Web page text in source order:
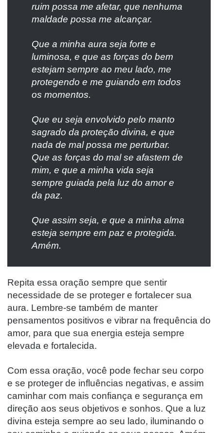
ruim possa me afetar, que nenhuma
maldade possa me alcançar.
Que a minha aura seja forte e
luminosa, e que as forças do bem
estejam sempre ao meu lado, me
protegendo e me guiando em todos
os momentos.
Que eu seja envolvido pelo manto
sagrado da proteção divina, e que
nada de mal possa me perturbar.
Que as forças do mal se afastem de
mim, e que a minha vida seja
sempre guiada pela luz do amor e
da paz.
Que assim seja, e que a minha alma
esteja sempre em paz e protegida.
Amém.
Repita essa oração sempre que sentir
necessidade de se proteger e fortalecer sua
aura. Lembre-se também de manter
pensamentos positivos e vibrar na frequência do
amor, para que sua energia esteja sempre
elevada e fortalecida.
Com essa oração, você pode fechar seu corpo
e se proteger de influências negativas, e assim
caminhar com mais confiança e segurança em
direção aos seus objetivos e sonhos. Que a luz
divina esteja sempre ao seu lado, iluminando o